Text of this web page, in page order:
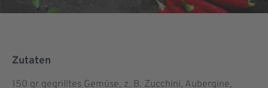
Zutaten
150 gr gegrilltes Gemüse, z. B. Zucchini, Aubergine,